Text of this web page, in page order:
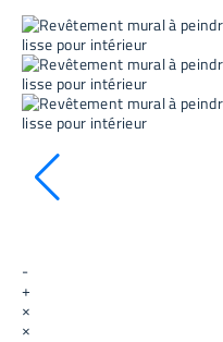
-
+
×
×